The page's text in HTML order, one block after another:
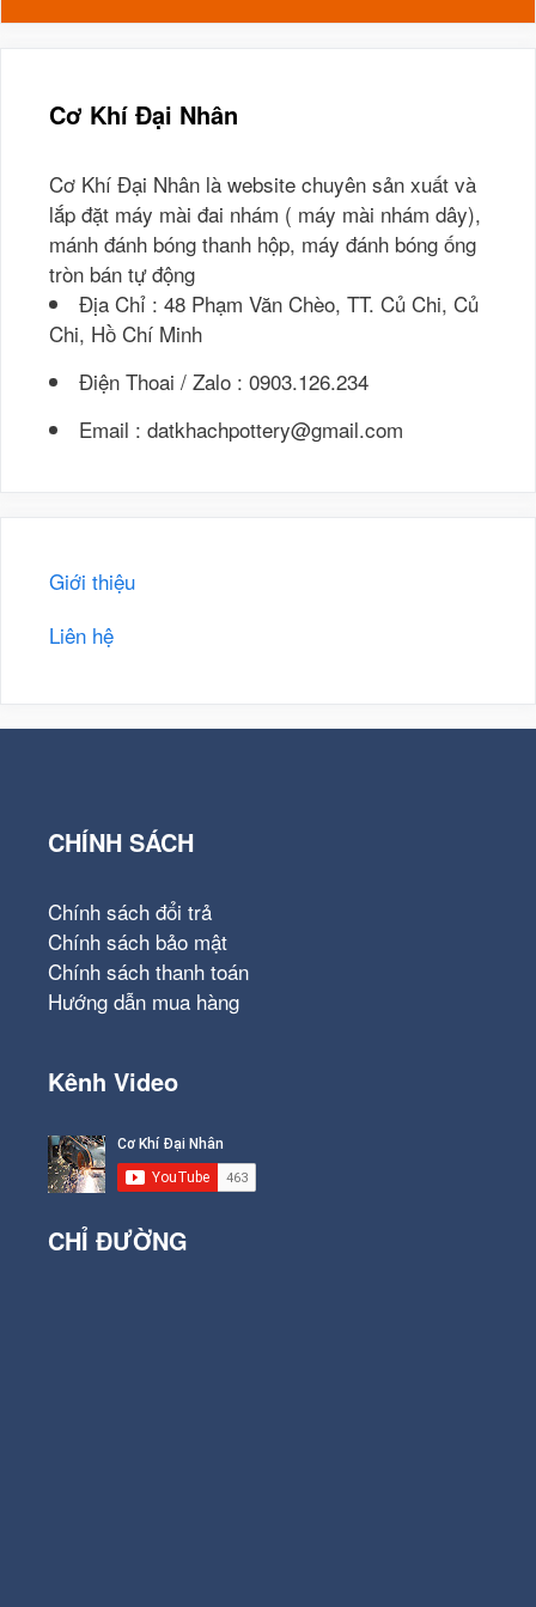
Cơ Khí Đại Nhân
Cơ Khí Đại Nhân là website chuyên sản xuất và
lắp đặt máy mài đai nhám ( máy mài nhám dây),
mánh đánh bóng thanh hộp, máy đánh bóng ống
tròn bán tự động
Địa Chỉ : 48 Phạm Văn Chèo, TT. Củ Chi, Củ
Chi, Hồ Chí Minh
Điện Thoai / Zalo : 0903.126.234
Email : datkhachpottery@gmail.com
Giới thiệu
Liên hệ
CHÍNH SÁCH
Chính sách đổi trả
Chính sách bảo mật
Chính sách thanh toán
Hướng dẫn mua hàng
Kênh Video
CHỈ ĐƯỜNG